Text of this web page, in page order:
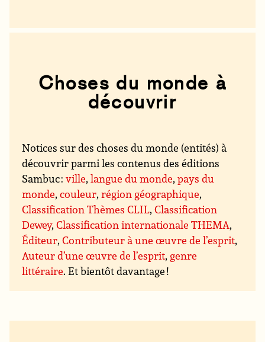
Choses du monde à
découvrir
Notices sur des choses du monde (entités) à
découvrir parmi les contenus des éditions
Sambuc :ville,langue du monde,pays du
monde,couleur,région géographique,
Classification Thèmes CLIL,Classification
Dewey,Classification internationale THEMA,
Éditeur,Contributeur à une œuvre de l’esprit,
Auteur d’une œuvre de l’esprit, genre
littéraire. Et bientôt davantage !